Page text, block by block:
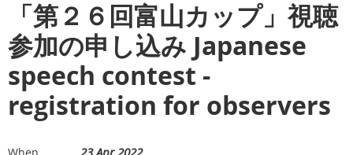
「第２６回富山カップ」視聴
参加の申し込み Japanese
speech contest -
registration for observers
23 Apr 2022